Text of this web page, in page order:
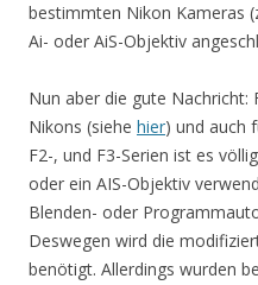
bestimmten Nikon Kameras
Ai- oder AiS-Objektiv
Nun aber die gute Nachricht:
Nikons (siehe hier) und auch
F2-, und F3-Serien ist es
oder ein AIS-Objektiv
Blenden- oder
Deswegen wird die
benötigt. Allerdings wurden